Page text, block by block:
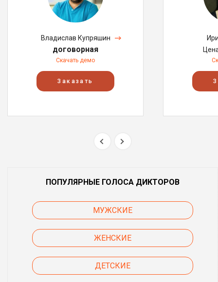
Владислав Купряшин
договорная
Скачать демо
Заказать
ПОПУЛЯРНЫЕ ГОЛОСА ДИКТОРОВ
МУЖСКИЕ
ЖЕНСКИЕ
ДЕТСКИЕ